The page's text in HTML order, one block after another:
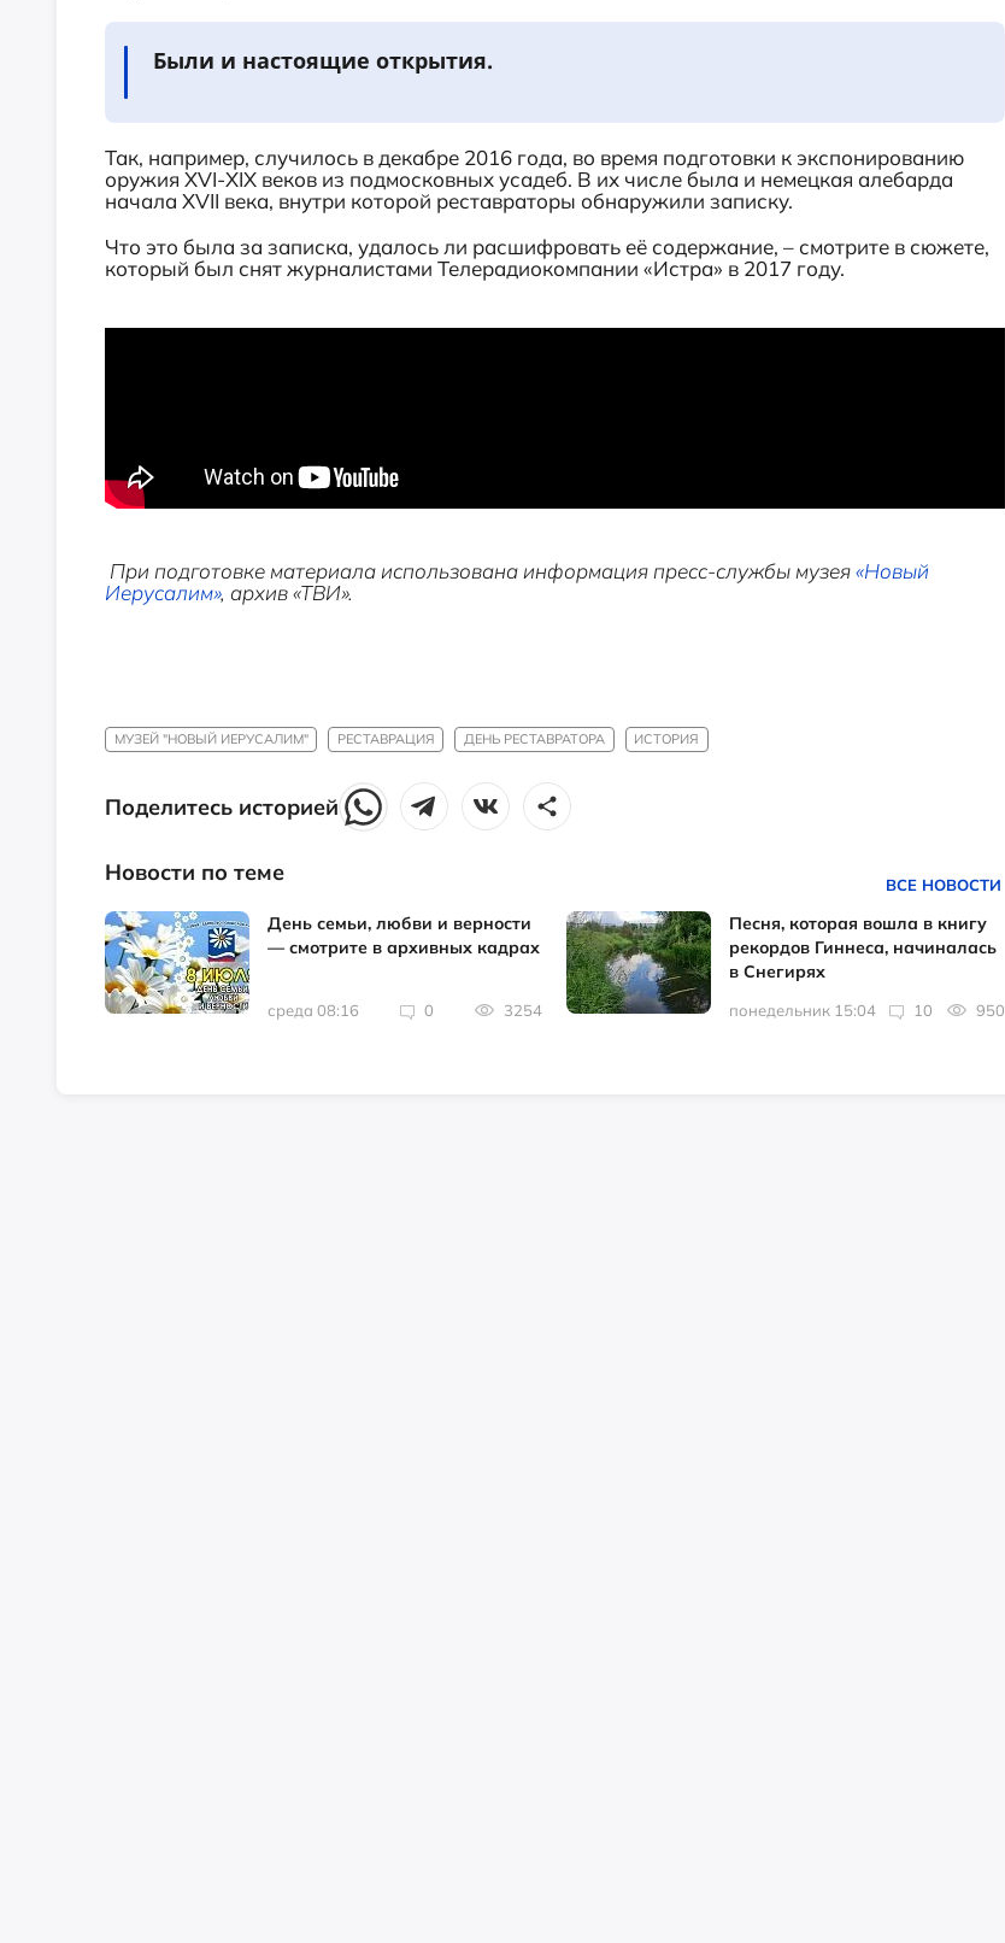
Были и настоящие открытия.
Так, например, случилось в декабре 2016 года, во время подготовки к экспонированию
оружия XVI-XIX веков из подмосковных усадеб. В их числе была и немецкая алебарда
начала XVII века, внутри которой реставраторы обнаружили записку.
Что это была за записка, удалось ли расшифровать её содержание, – смотрите в сюжете,
который был снят журналистами Телерадиокомпании «Истра» в 2017 году.
При подготовке материала использована информация пресс-службы музея«Новый
Иерусалим», архив «ТВИ».
МУЗЕЙ "НОВЫЙ ИЕРУСАЛИМ" РЕСТАВРАЦИЯ ДЕНЬ РЕСТАВРАТОРА ИСТОРИЯ
Поделитесь историей
Новости по теме ВСЕ НОВОСТИ
День семьи, любви и верности
— смотрите в архивных кадрах
среда 08:16 0 3254
Песня, которая вошла в книгу
рекордов Гиннеса, начиналась
в Снегирях
понедельник 15:04 10 950